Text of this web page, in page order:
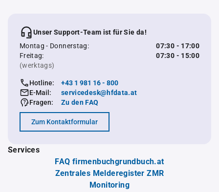
Unser Support-Team ist für Sie da!
Montag - Donnerstag:
07:30 - 17:00
Freitag:
07:30 - 15:00
(werktags)
Hotline:
+43 1 981 16 - 800
E-Mail:
servicedesk@hfdata.at
Fragen:
Zu den FAQ
Zum Kontaktformular
Services
FAQ firmenbuchgrundbuch.at
Zentrales Melderegister ZMR
Monitoring